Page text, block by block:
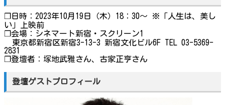
❐日時：2023年10月19日（木）18：30～ ※「人生は、美し
い」上映前
❐会場：シネマート新宿・スクリーン1
東京都新宿区新宿3-13-3 新宿文化ビル6F TEL 03-5369-
2831
❐登壇者：塚地武雅さん、古家正亨さん
登壇ゲストプロフィール